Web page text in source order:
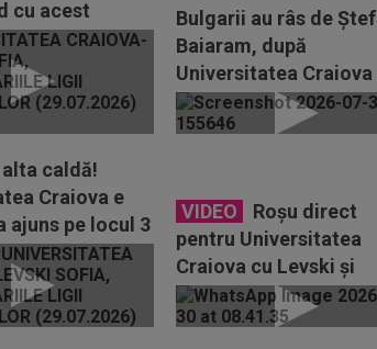
cu acest
după ce
Bulgarii au râs de
Baiaram, după
Universitatea Craiova
Levski 2-2: "Vedeta"
caldă!
Craiova e
ajuns pe locul 3
VIDEO
Roșu direct
pentru Universitatea
Craiova cu Levski și
suspendare! UEFA i-a
publicat numele